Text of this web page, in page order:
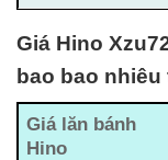
Giá Hino
bao bao nhiêu
Giá lăn bánh
Hino